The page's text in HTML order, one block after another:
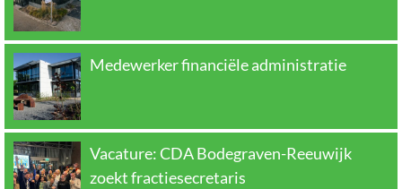
Medewerker financiële administratie
Vacature: CDA Bodegraven-Reeuwijk
zoekt fractiesecretaris